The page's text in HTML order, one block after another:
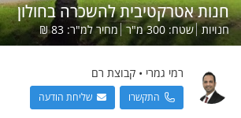
חנות אטרקטיבית להשכרה בחולון
חנויות שטח: 300מ"ר מחיר למ"ר: 83
₪
רמי גמרי • קבוצת רם
התקשרו שליחת הודעה